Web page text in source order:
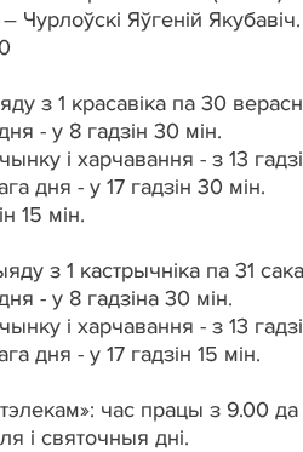
Чурлоўскі Яўгеній
з 1 красавіка па 30
- у 8 гадзін 30 мін.
і харчавання - з 13
дня - у 17 гадзін 30 мін.
15 мін.
з 1 кастрычніка па 31
- у 8 гадзіна 30 мін.
і харчавання - з 13
дня - у 17 гадзін 15 мін.
час працы з 9.00
і святочныя дні.